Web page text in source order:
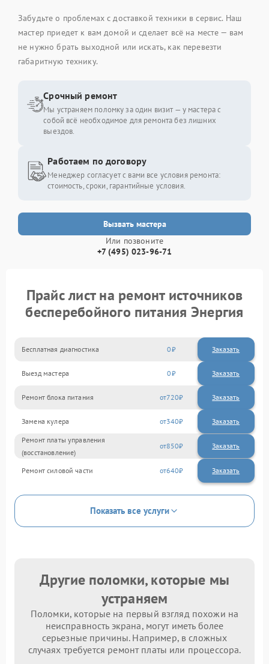
Забудьте о проблемах с доставкой техники в сервис. Наш
мастер приедет к вам домой и сделает всё на месте — вам
не нужно брать выходной или искать, как перевезти
габаритную технику.
Вызвать мастера
Или позвоните
+7 (495) 023-96-71
Срочный ремонт
Мы устраняем поломку за один визит — у мастера с
собой всё необходимое для ремонта без лишних
выездов.
Работаем по договору
Менеджер согласует с вами все условия ремонта:
стоимость, сроки, гарантийные условия.
Прайс лист на ремонт источников
бесперебойного питания Энергия
Бесплатная диагностика 0 Заказать
Выезд мастера 0 Заказать
Ремонт блока питания 720
Замена кулера 340
Ремонт платы управления
(восстановление)
850
Ремонт силовой части 640
Показать все услуги
Другие поломки, которые мы
устраняем
Поломки, которые на первый взгляд похожи на
неисправность экрана, могут иметь более
серьезные причины. Например, в сложных
случаях требуется ремонт платы или процессора.